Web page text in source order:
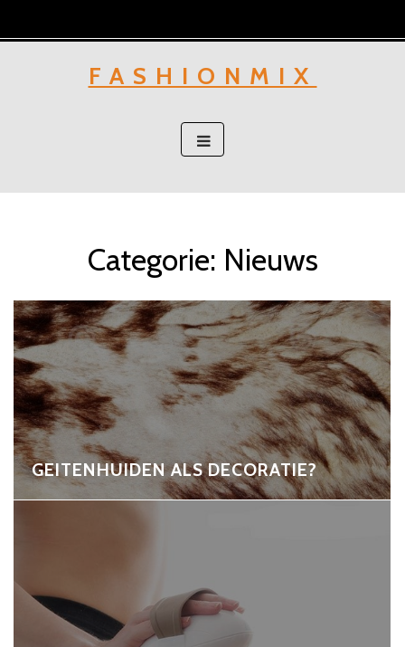
to
FASHIONMIX
Categorie: Nieuws
GEITENHUIDEN ALS DECORATIE?